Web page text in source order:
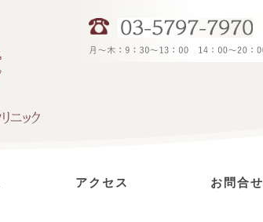
アクセス お問合せ